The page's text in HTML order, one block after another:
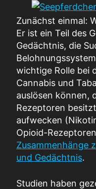
Zunächst einmal:
Er ist ein Teil des
Gedächtnis, die
wichtige Rolle bei
Cannabis und
auslösen können,
Rezeptoren
aufwecken
Opioid-
Zusammenhänge
und Gedächtnis.
Studien haben